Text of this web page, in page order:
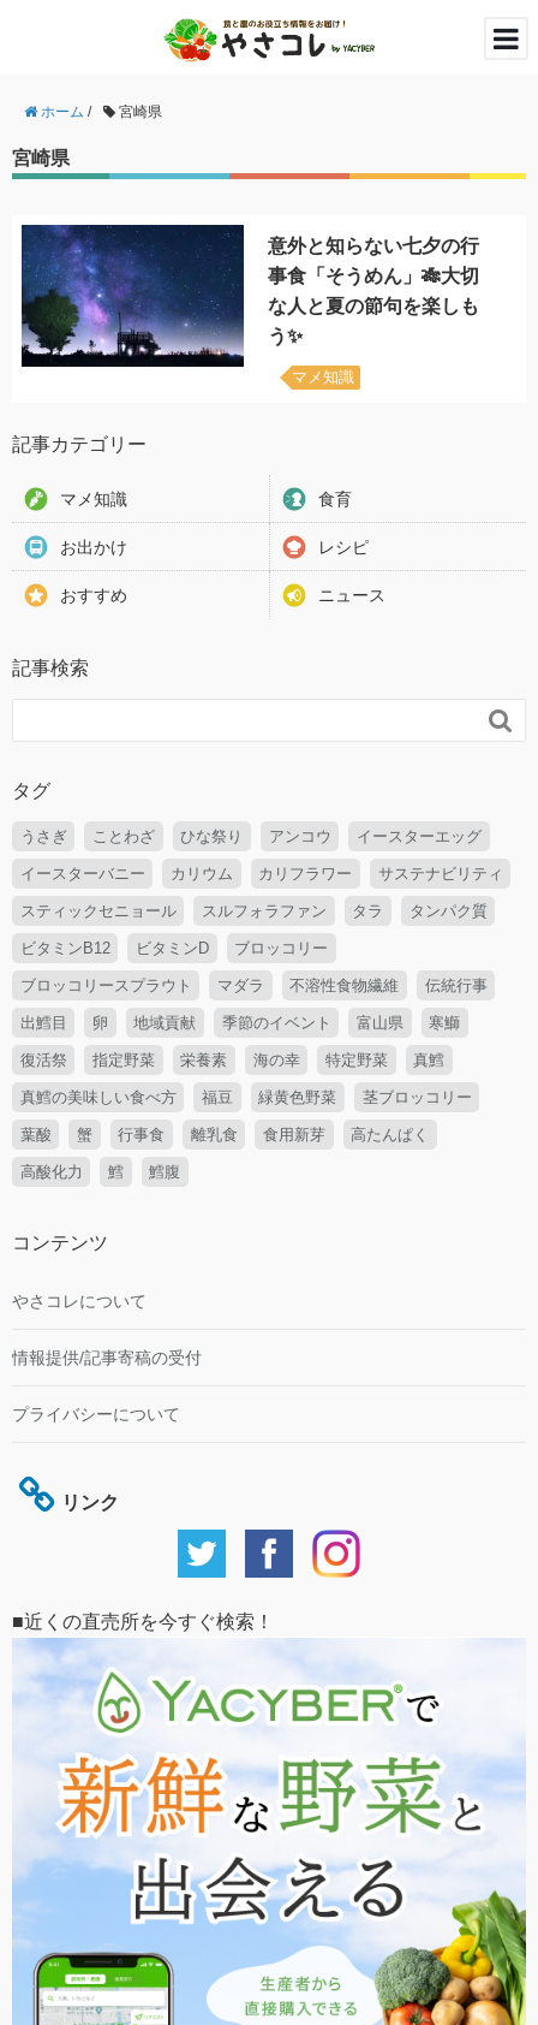
ホーム / 宮崎県
宮崎県
意外と知らない七夕の行
事食「そうめん」🎋大切
な人と夏の節句を楽しも
う✨
マメ知識
記事カテゴリー
マメ知識 食育
お出かけ レシピ
おすすめ ニュース
記事検索

タグ
うさぎ ことわざ ひな祭り アンコウ イースターエッグ
イースターバニー カリウム カリフラワー サステナビリティ
スティックセニョール スルフォラファン タラ タンパク質
ビタミンB12 ビタミンD ブロッコリー
ブロッコリースプラウト マダラ 不溶性食物繊維 伝統行事
出鱈目 卵 地域貢献 季節のイベント 富山県 寒鰤
復活祭 指定野菜 栄養素 海の幸 特定野菜 真鱈
真鱈の美味しい食べ方 福豆 緑黄色野菜 茎ブロッコリー
葉酸 蟹 行事食 離乳食 食用新芽 高たんぱく
高酸化力 鱈 鱈腹
コンテンツ
やさコレについて
情報提供/記事寄稿の受付
プライバシーについて
リンク
■近くの直売所を今すぐ検索！